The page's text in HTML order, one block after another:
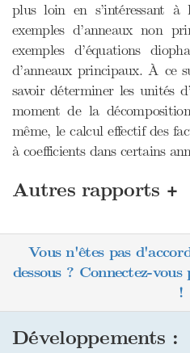
plus loin en s’intéressant à
exemples d’anneaux non
exemples d’équations
d’anneaux principaux. À ce
savoir déterminer les unités
moment de la
même, le calcul effectif des
à coefficients dans certains
Autres rapports +
Vous n'êtes pas
dessous ? Connectez-
!
Développements :